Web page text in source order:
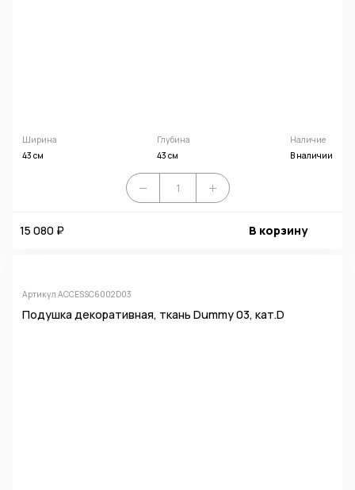
Ширина
43 см
Глубина
43 см
Наличие
В наличии
15 080 ₽ В корзину
Артикул ACCESSC6002D03
Подушка декоративная, ткань Dummy 03, кат.D